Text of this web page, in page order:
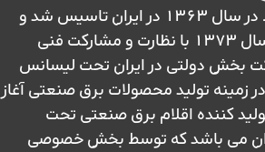
صنایع الکتریکی پارس حفاظ در سال 1363 در ایران تاسیس شد و
بعد از یک دهه فعالیت در سال 1373 با نظارت و مشارکت فنی
بخش دولتی در ایران تحت لیسانس
زمینه تولید محصولات برق صنعتی آغاز
کننده اقلام برق صنعتی تحت
می باشد که توسط بخش خصوصی